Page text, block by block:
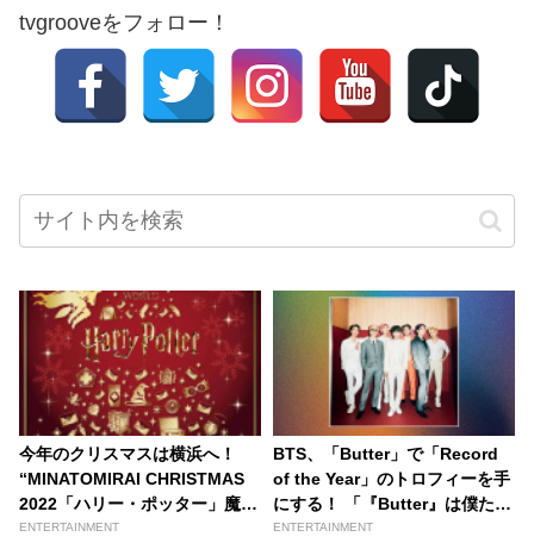
tvgrooveをフォロー！
今年のクリスマスは横浜へ！
“MINATOMIRAI CHRISTMAS
2022「ハリー・ポッター」魔法
ワールドと出会う旅”が開催決定
ENTERTAINMENT
BTS、「Butter」で「Record
of the Year」のトロフィーを手
にする！ 「『Butter』は僕たち
にとって特別な意味を持つ曲」
ENTERTAINMENT